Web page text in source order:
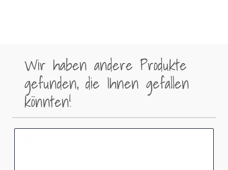
Wir haben andere Produkte
gefunden, die Ihnen gefallen
könnten!